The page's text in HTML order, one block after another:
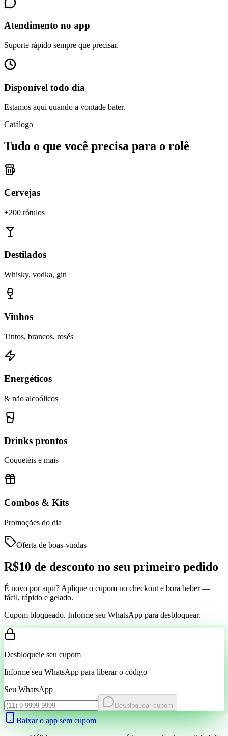
Atendimento no app
Suporte rápido sempre que precisar.
Disponível todo dia
Estamos aqui quando a vontade bater.
Catálogo
Tudo o que você precisa para o rolê
Cervejas
+200 rótulos
Destilados
Whisky, vodka, gin
Vinhos
Tintos, brancos, rosés
Energéticos
& não alcoólicos
Drinks prontos
Coquetéis e mais
Combos & Kits
Promoções do dia
Oferta de boas-vindas
R$10 de desconto no seu primeiro pedido
É novo por aqui? Aplique o cupom no checkout e bora beber —
fácil, rápido e gelado.
Cupom bloqueado. Informe seu WhatsApp para desbloquear.
Desbloqueie seu cupom
Informe seu WhatsApp para liberar o código
Seu WhatsApp
Desbloquear cupom
Baixar o app sem cupom